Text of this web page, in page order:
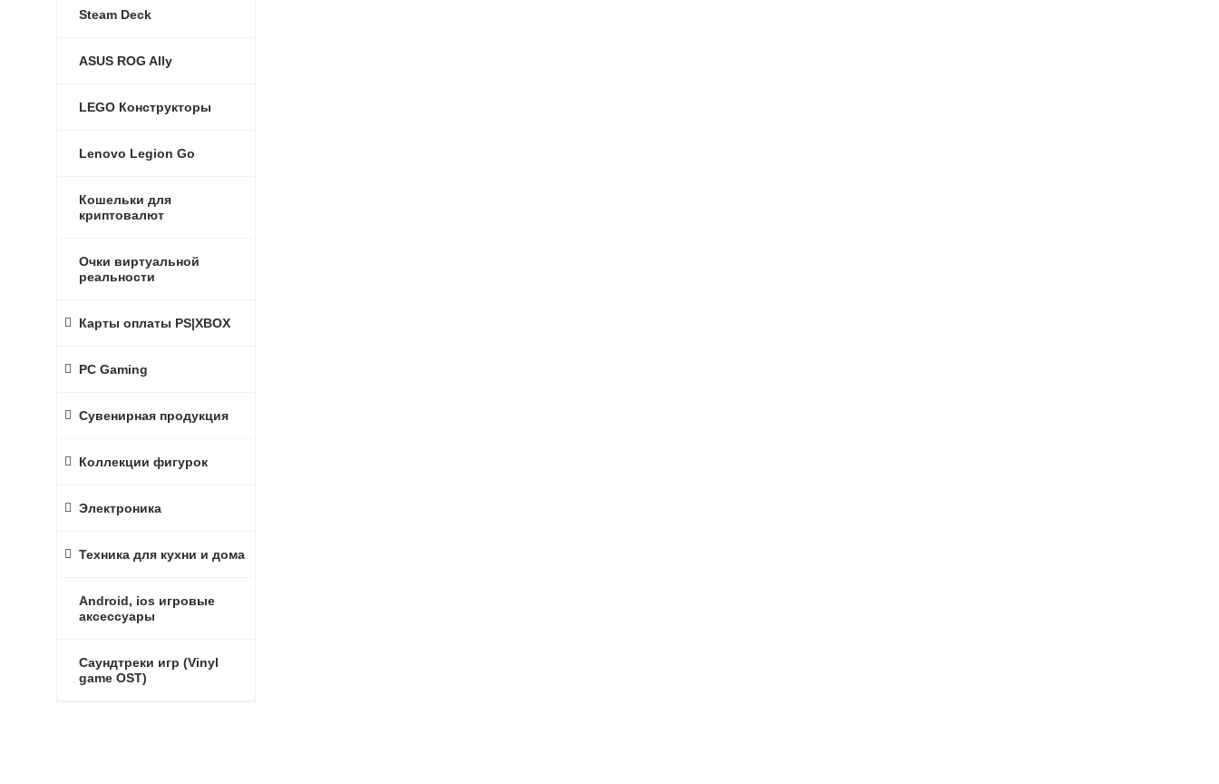
Steam Deck
ASUS ROG Ally
LEGO Конструкторы
Lenovo Legion Go
Кошельки для
криптовалют
Очки виртуальной
реальности
Карты оплаты PS|XBOX
PC Gaming
Сувенирная продукция
Коллекции фигурок
Электроника
Техника для кухни и дома
Android, ios игровые
аксессуары
Саундтреки игр (Vinyl
game OST)